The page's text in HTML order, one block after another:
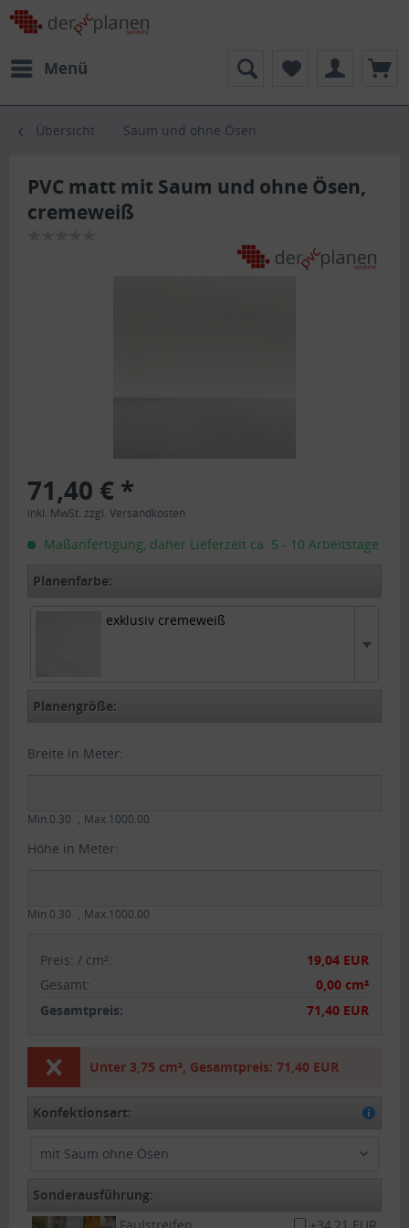
Menü
Übersicht Saum und ohne Ösen
PVC matt mit Saum und ohne Ösen,
cremeweiß
71,40 € *
inkl. MwSt. zzgl. Versandkosten
Maßanfertigung, daher Lieferzeit ca. 5 - 10 Arbeitstage
Planenfarbe:
exklusiv cremeweißexklusiv cremeweiß
Planengröße:
Breite in Meter:
Min.0.30 Max.1000.00
Höhe in Meter:
Min.0.30 Max.1000.00
Preis: / cm²:
19,04 EUR
Gesamt:
0,00 cm²
Gesamtpreis:
71,40 EUR
Unter3,75 cm², Gesamtpreis: 71,40 EUR
Konfektionsart:
mit Saum ohne Ösen
Sonderausführung: